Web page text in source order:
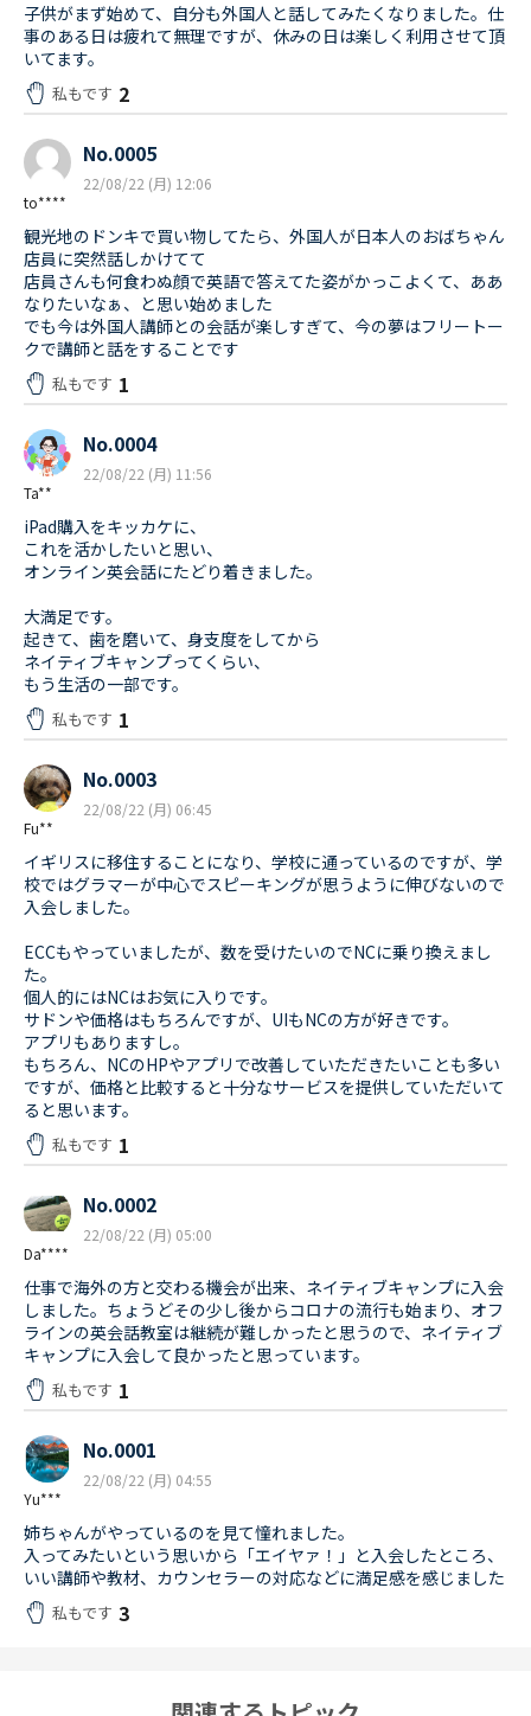
子供がまず始めて、自分も外国人と話してみたくなりました。仕
事のある日は疲れて無理ですが、休みの日は楽しく利用させて頂
いてます。
私もです 2
to****
No.0005
22/08/22 (月) 12:06
観光地のドンキで買い物してたら、外国人が日本人のおばちゃん
店員に突然話しかけてて
店員さんも何食わぬ顔で英語で答えてた姿がかっこよくて、ああ
なりたいなぁ、と思い始めました
でも今は外国人講師との会話が楽しすぎて、今の夢はフリートー
クで講師と話をすることです
私もです 1
Ta**
No.0004
22/08/22 (月) 11:56
iPad購入をキッカケに、
これを活かしたいと思い、
オンライン英会話にたどり着きました。
大満足です。
起きて、歯を磨いて、身支度をしてから
ネイティブキャンプってくらい、
もう生活の一部です。
私もです 1
Fu**
No.0003
22/08/22 (月) 06:45
イギリスに移住することになり、学校に通っているのですが、学
校ではグラマーが中心でスピーキングが思うように伸びないので
入会しました。
ECCもやっていましたが、数を受けたいのでNCに乗り換えまし
た。
個人的にはNCはお気に入りです。
サドンや価格はもちろんですが、UIもNCの方が好きです。
アプリもありますし。
もちろん、NCのHPやアプリで改善していただきたいことも多い
ですが、価格と比較すると十分なサービスを提供していただいて
ると思います。
私もです 1
Da****
No.0002
22/08/22 (月) 05:00
仕事で海外の方と交わる機会が出来、ネイティブキャンプに入会
しました。ちょうどその少し後からコロナの流行も始まり、オフ
ラインの英会話教室は継続が難しかったと思うので、ネイティブ
キャンプに入会して良かったと思っています。
私もです 1
Yu***
No.0001
22/08/22 (月) 04:55
姉ちゃんがやっているのを見て憧れました。
入ってみたいという思いから「エイヤァ！」と入会したところ、
いい講師や教材、カウンセラーの対応などに満足感を感じました
私もです 3